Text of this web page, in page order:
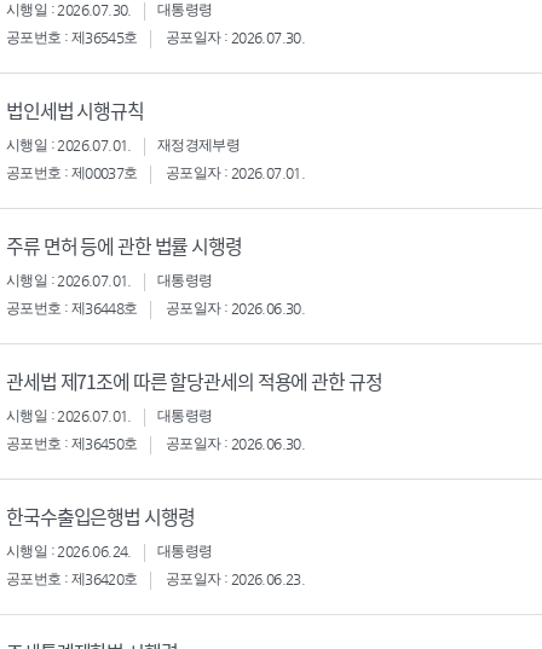
시행일 : 2026.07.30.
대통령령
공포번호 : 제36545호
공포일자 : 2026.07.30.
법인세법 시행규칙
시행일 : 2026.07.01.
재정경제부령
공포번호 : 제00037호
공포일자 : 2026.07.01.
주류 면허 등에 관한 법률 시행령
시행일 : 2026.07.01.
대통령령
공포번호 : 제36448호
공포일자 : 2026.06.30.
관세법 제71조에 따른 할당관세의 적용에 관한 규정
시행일 : 2026.07.01.
대통령령
공포번호 : 제36450호
공포일자 : 2026.06.30.
한국수출입은행법 시행령
시행일 : 2026.06.24.
대통령령
공포번호 : 제36420호
공포일자 : 2026.06.23.